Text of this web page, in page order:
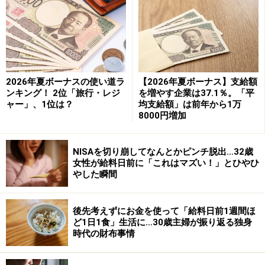
ただ、2019年夏ボーナスの同調査での最終集計では、前
年比3.44%減でした。2019年冬もかろうじて増というと
ころですから、ボーナス事情は好調から横ばいに転じた
ようです。
2026年夏ボーナスの使い道ラ
ンキング！ 2位「旅行・レジ
ャー」、1位は？
【2026年夏ボーナス】支給額
を増やす企業は37.1％。「平
均支給額」は前年から1万
8000円増加
NISAを切り崩してなんとかピンチ脱出…32歳
女性が給料日前に「これはマズい！」とひやひ
やした瞬間
後先考えずにお金を使って「給料日前1週間ほ
ど1日1食」生活に…30歳主婦が振り返る独身
時代の財布事情